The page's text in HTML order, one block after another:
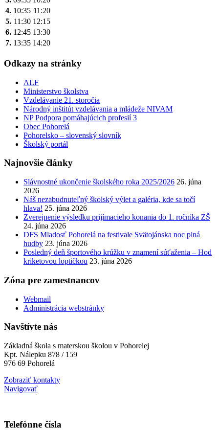
4. 10:35 11:20
5. 11:30 12:15
6. 12:45 13:30
7. 13:35 14:20
Odkazy na stránky
ALF
Ministerstvo školstva
Vzdelávanie 21. storočia
Národný inštitút vzdelávania a mládeže NIVAM
NP Podpora pomáhajúcich profesií 3
Obec Pohorelá
Pohorelsko – slovenský slovník
Školský portál
Najnovšie články
Slávnostné ukončenie školského roka 2025/2026 26. júna
2026
Náš nezabudnuteľný školský výlet a galéria, kde sa točí
hlava! 25. júna 2026
Zverejnenie výsledku prijímacieho konania do 1. ročníka ZŠ
24. júna 2026
DFS Mladosť Pohorelá na festivale Svätojánska noc plná
hudby 23. júna 2026
Posledný deň športového krúžku v znamení súťaženia – Hod
kriketovou loptičkou 23. júna 2026
Zóna pre zamestnancov
Webmail
Administrácia webstránky
Navštívte nás
Základná škola s materskou školou v Pohorelej
Kpt. Nálepku 878 / 159
976 69 Pohorelá
Zobraziť kontakty
Navigovať
Telefónne čísla